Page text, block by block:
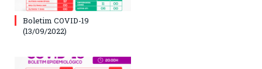
Boletim COVID-19
(13/09/2022)